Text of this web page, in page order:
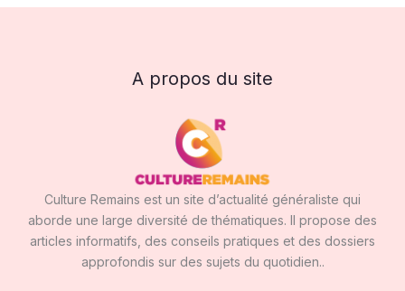
A propos du site
Culture Remains est un site d’actualité généraliste qui
aborde une large diversité de thématiques. Il propose des
articles informatifs, des conseils pratiques et des dossiers
approfondis sur des sujets du quotidien..